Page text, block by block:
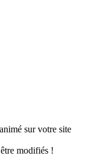
sur votre site
modifiés !